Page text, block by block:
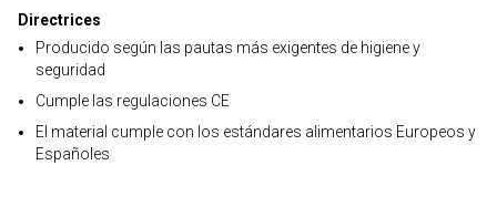
Directrices
Producido según las pautas más exigentes de higiene y
seguridad
Cumple las regulaciones CE
El material cumple con los estándares alimentarios Europeos y
Españoles